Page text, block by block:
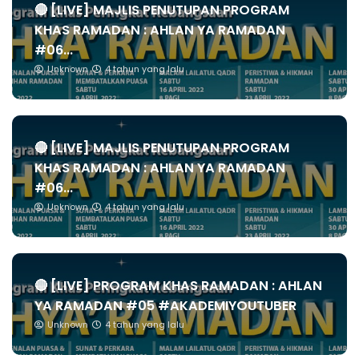
🔴 [LIVE] MAJLIS PENUTUPAN PROGRAM
KHAS RAMADAN : AHLAN YA RAMADAN
#06...
Unknown 4 tahun yang lalu
🔴 [LIVE] MAJLIS PENUTUPAN PROGRAM
KHAS RAMADAN : AHLAN YA RAMADAN
#06...
Unknown 4 tahun yang lalu
🔴 [LIVE] PROGRAM KHAS RAMADAN : AHLAN
YA RAMADAN #05 #AKADEMIYOUTUBER
Unknown 4 tahun yang lalu